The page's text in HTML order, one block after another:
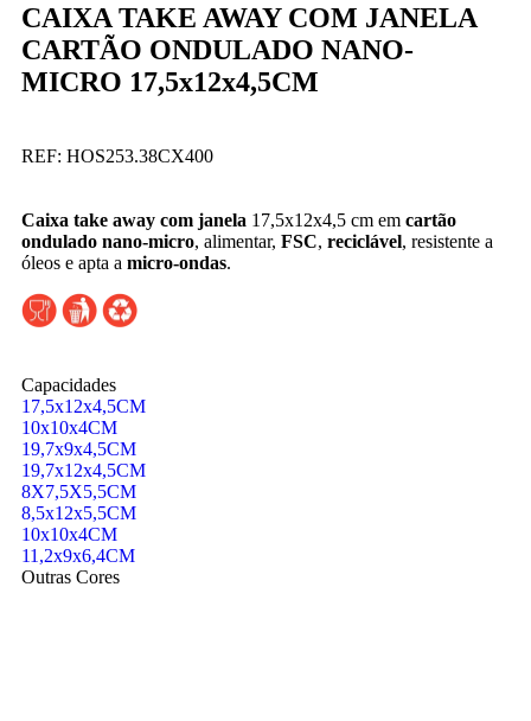
CAIXA TAKE AWAY COM JANELA
CARTÃO ONDULADO NANO-
MICRO 17,5x12x4,5CM
REF: HOS253.38CX400
Caixa take away com janela 17,5x12x4,5 cm em cartão
ondulado nano-micro, alimentar, FSC, reciclável, resistente a
óleos e apta a micro-ondas.
Capacidades
17,5x12x4,5CM
10x10x4CM
19,7x9x4,5CM
19,7x12x4,5CM
8X7,5X5,5CM
8,5x12x5,5CM
10x10x4CM
11,2x9x6,4CM
Outras Cores